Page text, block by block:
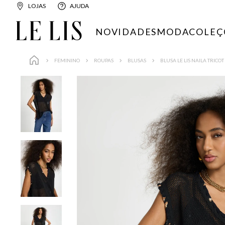
LOJAS AJUDA
NOVIDADESMODA
FEMININO ROUPAS BLUSAS BLUSA LE LIS NAILA